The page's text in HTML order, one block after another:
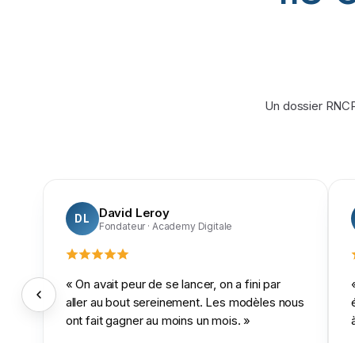
Un dossier
DL David Leroy
Fondateur· Academy Digitale
«On avait peur de se lancer, on a fini par
aller au bout sereinement. Les modèles nous
ont fait gagner au moins un mois. »